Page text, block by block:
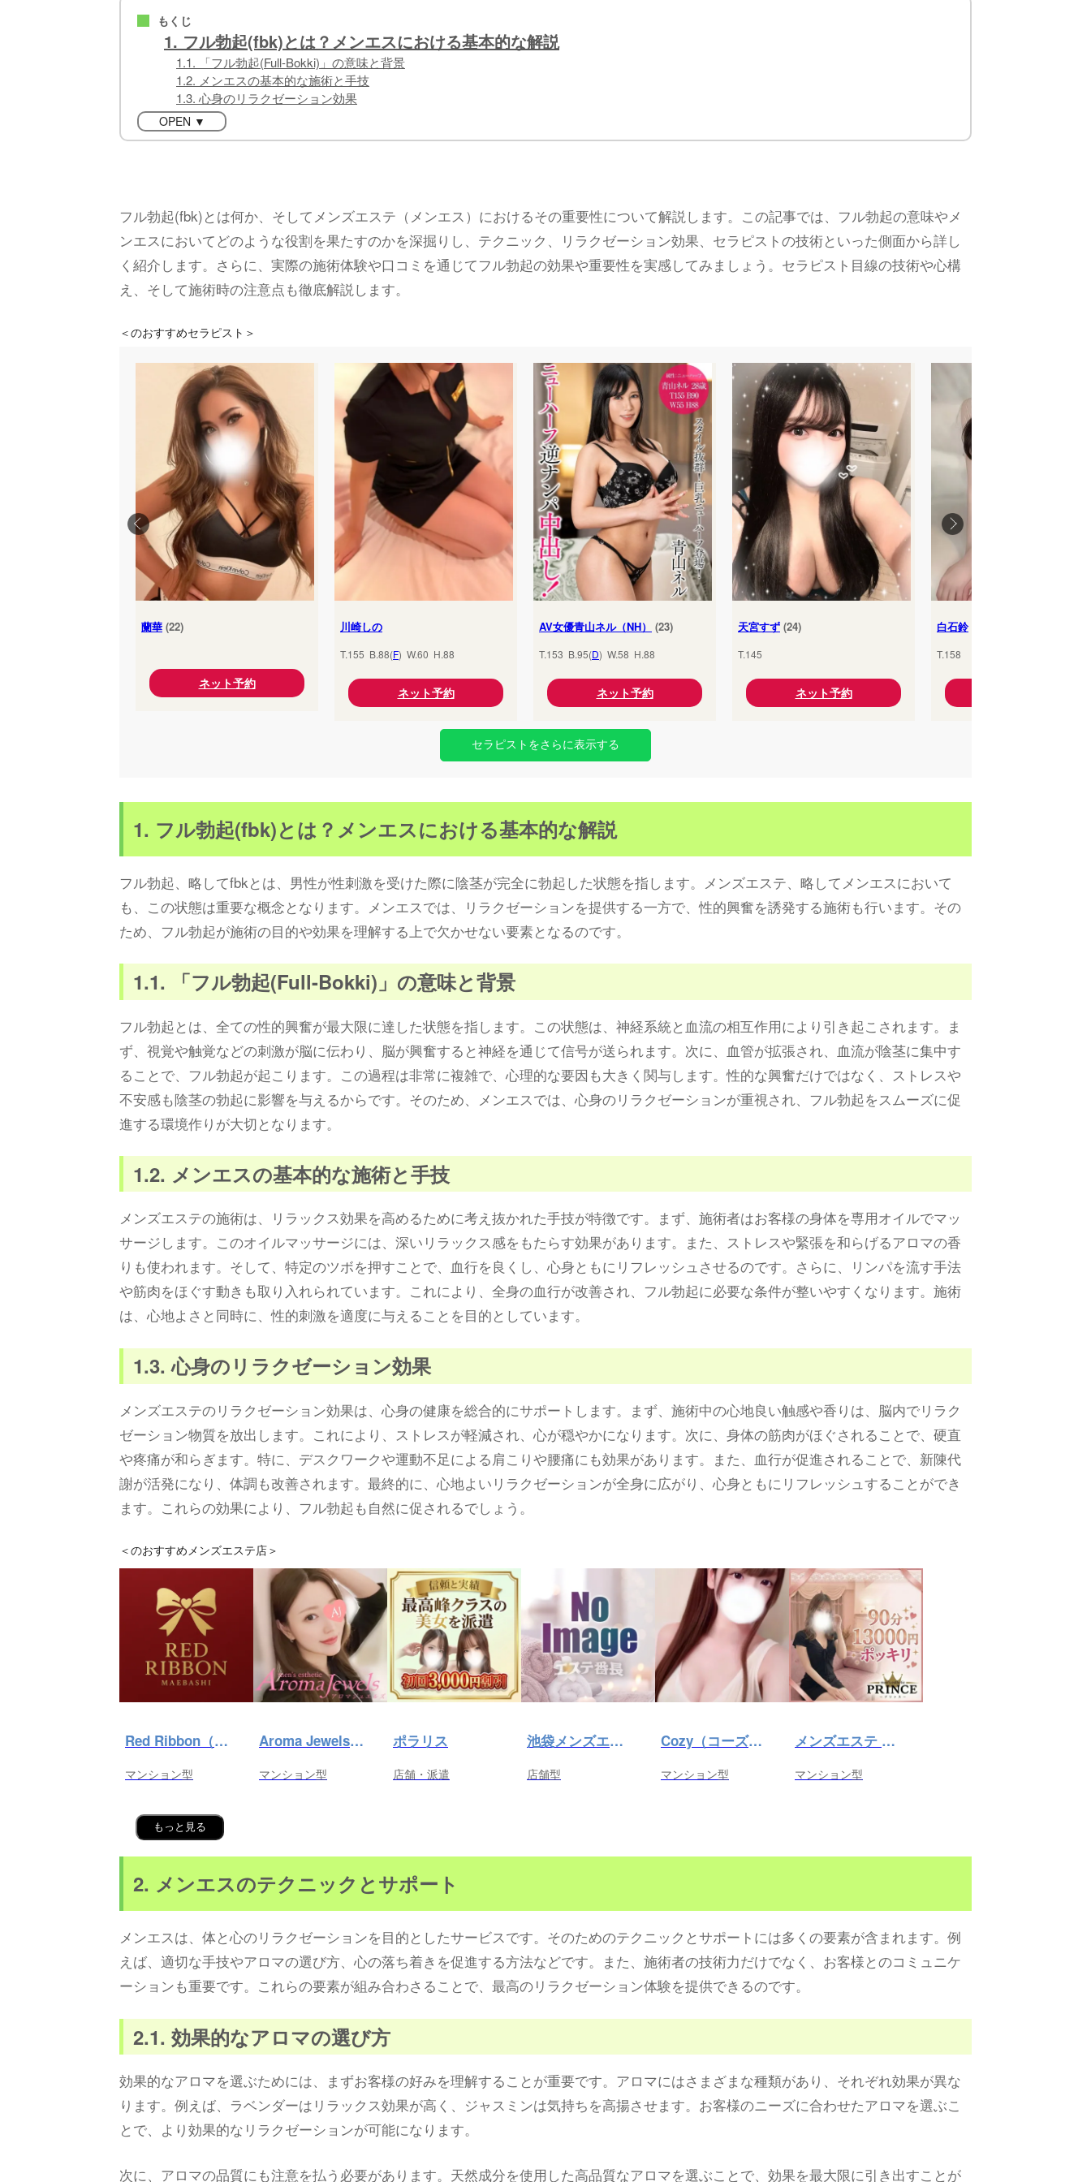
■ もくじ
1. フル勃起(fbk)とは？メンエスにおける基本的な解説
1.1. 「フル勃起(Full-Bokki)」の意味と背景
1.2. メンエスの基本的な施術と手技
1.3. 心身のリラクゼーション効果
OPEN ▼
フル勃起(fbk)とは何か、そしてメンズエステ（メンエス）におけるその重要性について解説します。この記事では、フル勃起の意味やメ
ンエスにおいてどのような役割を果たすのかを深掘りし、テクニック、リラクゼーション効果、セラピストの技術といった側面から詳し
く紹介します。さらに、実際の施術体験や口コミを通じてフル勃起の効果や重要性を実感してみましょう。セラピスト目線の技術や心構
え、そして施術時の注意点も徹底解説します。
＜のおすすめセラピスト＞
蘭華 (22)
ネット予約
川崎しの
T.155 B.88(F) W.60 H.88
ネット予約
AV女優青山ネル（NH） (23)
T.153 B.95(D) W.58 H.88
ネット予約
天宮すず (24)
T.145
ネット予約
白石鈴(25)
T.158
セラピストをさらに表示する
1. フル勃起(fbk)とは？メンエスにおける基本的な解説
フル勃起、略してfbkとは、男性が性刺激を受けた際に陰茎が完全に勃起した状態を指します。メンズエステ、略してメンエスにおいて
も、この状態は重要な概念となります。メンエスでは、リラクゼーションを提供する一方で、性的興奮を誘発する施術も行います。その
ため、フル勃起が施術の目的や効果を理解する上で欠かせない要素となるのです。
1.1. 「フル勃起(Full-Bokki)」の意味と背景
フル勃起とは、全ての性的興奮が最大限に達した状態を指します。この状態は、神経系統と血流の相互作用により引き起こされます。ま
ず、視覚や触覚などの刺激が脳に伝わり、脳が興奮すると神経を通じて信号が送られます。次に、血管が拡張され、血流が陰茎に集中す
ることで、フル勃起が起こります。この過程は非常に複雑で、心理的な要因も大きく関与します。性的な興奮だけではなく、ストレスや
不安感も陰茎の勃起に影響を与えるからです。そのため、メンエスでは、心身のリラクゼーションが重視され、フル勃起をスムーズに促
進する環境作りが大切となります。
1.2. メンエスの基本的な施術と手技
メンズエステの施術は、リラックス効果を高めるために考え抜かれた手技が特徴です。まず、施術者はお客様の身体を専用オイルでマッ
サージします。このオイルマッサージには、深いリラックス感をもたらす効果があります。また、ストレスや緊張を和らげるアロマの香
りも使われます。そして、特定のツボを押すことで、血行を良くし、心身ともにリフレッシュさせるのです。さらに、リンパを流す手法
や筋肉をほぐす動きも取り入れられています。これにより、全身の血行が改善され、フル勃起に必要な条件が整いやすくなります。施術
は、心地よさと同時に、性的刺激を適度に与えることを目的としています。
1.3. 心身のリラクゼーション効果
メンズエステのリラクゼーション効果は、心身の健康を総合的にサポートします。まず、施術中の心地良い触感や香りは、脳内でリラク
ゼーション物質を放出します。これにより、ストレスが軽減され、心が穏やかになります。次に、身体の筋肉がほぐされることで、硬直
や疼痛が和らぎます。特に、デスクワークや運動不足による肩こりや腰痛にも効果があります。また、血行が促進されることで、新陳代
謝が活発になり、体調も改善されます。最終的に、心地よいリラクゼーションが全身に広がり、心身ともにリフレッシュすることができ
ます。これらの効果により、フル勃起も自然に促されるでしょう。
＜のおすすめメンズエステ店＞
Red Ribbon（レッドリボン）前橋
マンション型
Aroma Jewels（アロマ ジュエルズ）秋葉原ルーム
マンション型
ポラリス
店舗・派遣
池袋メンズエステ プールサイド
店舗型
Cozy（コーズィー）高田馬場店
マンション型
メンズエステ PRINCE（プリンス）
マンション型
もっと見る
2. メンエスのテクニックとサポート
メンエスは、体と心のリラクゼーションを目的としたサービスです。そのためのテクニックとサポートには多くの要素が含まれます。例
えば、適切な手技やアロマの選び方、心の落ち着きを促進する方法などです。また、施術者の技術力だけでなく、お客様とのコミュニケ
ーションも重要です。これらの要素が組み合わさることで、最高のリラクゼーション体験を提供できるのです。
2.1. 効果的なアロマの選び方
効果的なアロマを選ぶためには、まずお客様の好みを理解することが重要です。アロマにはさまざまな種類があり、それぞれ効果が異な
ります。例えば、ラベンダーはリラックス効果が高く、ジャスミンは気持ちを高揚させます。お客様のニーズに合わせたアロマを選ぶこ
とで、より効果的なリラクゼーションが可能になります。
次に、アロマの品質にも注意を払う必要があります。天然成分を使用した高品質なアロマを選ぶことで、効果を最大限に引き出すことが